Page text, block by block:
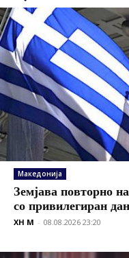
Македонија
Земјава повторно
со привилегиран
XH M - 08.08.2026 23:20